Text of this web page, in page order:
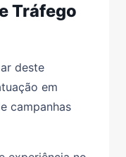
Tráfego
deste
em
campanhas